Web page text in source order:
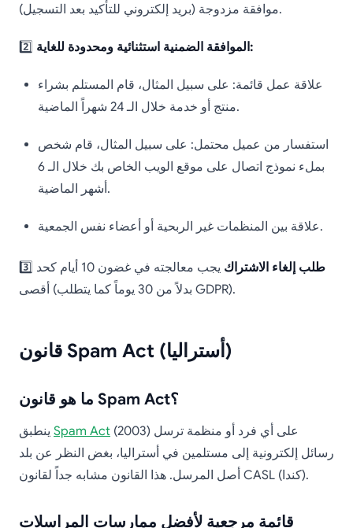
موافقة مزدوجة (بريد إلكتروني للتأكيد بعد التسجيل).
2️⃣ الموافقة الضمنية استثنائية ومحدودة للغاية:
علاقة عمل قائمة: على سبيل المثال، قام المستلم بشراء
منتج أو خدمة خلال الـ 24 شهراً الماضية.
استفسار من عميل محتمل: على سبيل المثال، قام شخص
بملء نموذج اتصال على موقع الويب الخاص بك خلال الـ 6
أشهر الماضية.
علاقة بين المنظمات غير الربحية أو أعضاء نفس الجمعية.
3️⃣ طلب إلغاء الاشتراك
يجب معالجته في غضون 10 أيام كحد
أقصى (بدلاً من 30 يوماً كما يتطلب GDPR).
قانون Spam Act (أستراليا)
ما هو قانون Spam Act؟
Spam Act (2003) على أي فرد أو منظمة ترسل
رسائل إلكترونية إلى مستلمين في أستراليا، بغض النظر عن بلد
أصل المرسل. هذا القانون مشابه جداً لقانون CASL (كندا).
قائمة مرجعية لأفضل ممارسات المراسلات